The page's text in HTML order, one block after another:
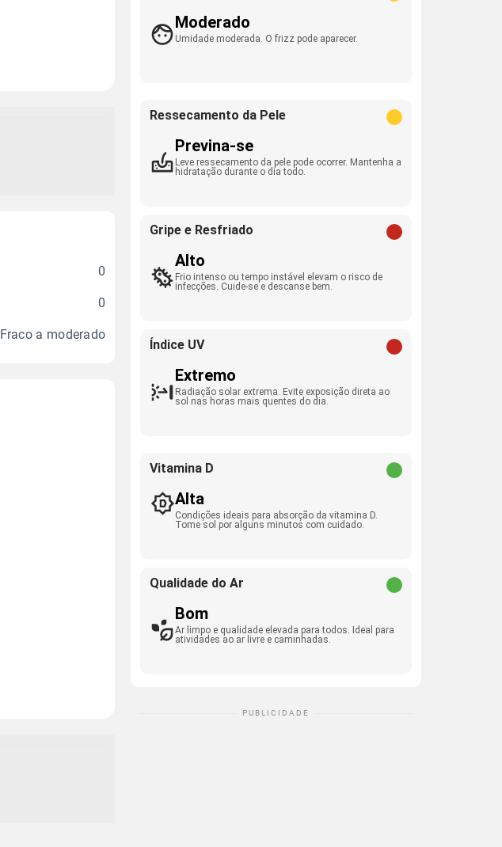
0
0
Fraco a moderado
Moderado
Umidade moderada. O frizz pode aparecer.
Ressecamento da Pele
Previna-se
Leve ressecamento da pele pode ocorrer. Mantenha a
hidratação durante o dia todo.
Gripe e Resfriado
Alto
Frio intenso ou tempo instável elevam o risco de
infecções. Cuide-se e descanse bem.
Índice UV
Extremo
Radiação solar extrema. Evite exposição direta ao
sol nas horas mais quentes do dia.
Vitamina D
Alta
Condições ideais para absorção da vitamina D.
Tome sol por alguns minutos com cuidado.
Qualidade do Ar
Bom
Ar limpo e qualidade elevada para todos. Ideal para
atividades ao ar livre e caminhadas.